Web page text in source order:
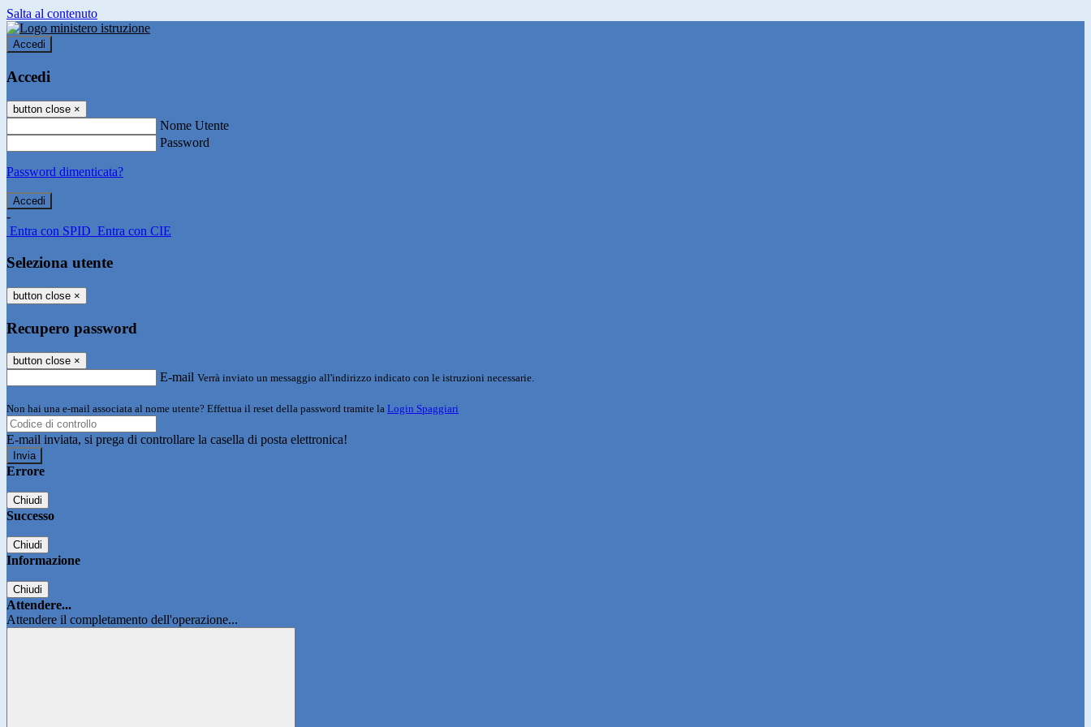
Salta al contenuto
Accedi
Accedi
button close ×
Nome Utente
Password
Password dimenticata?
-
Entra con SPID Entra con CIE
Seleziona utente
button close ×
Recupero password
button close ×
E-mail Verrà inviato un messaggio all'indirizzo indicato con le istruzioni necessarie.
Non hai una e-mail associata al nome utente? Effettua il reset della password tramite la Login Spaggiari
E-mail inviata, si prega di controllare la casella di posta elettronica!
Errore
Chiudi
Successo
Chiudi
Informazione
Chiudi
Attendere...
Attendere il completamento dell'operazione...